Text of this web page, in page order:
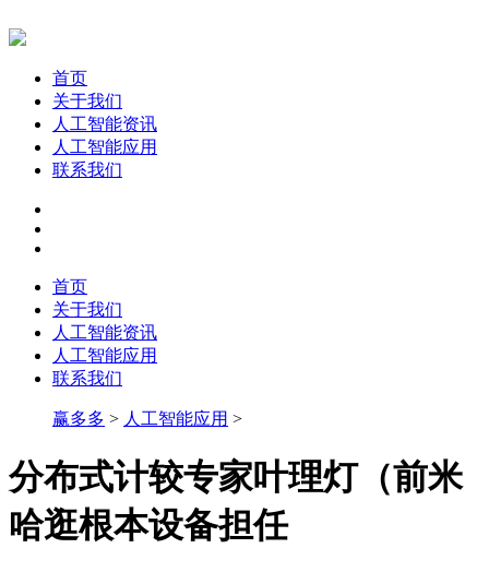
首页
关于我们
人工智能资讯
人工智能应用
联系我们
首页
关于我们
人工智能资讯
人工智能应用
联系我们
赢多多 > 人工智能应用 >
分布式计较专家叶理灯（前米
哈逛根本设备担任